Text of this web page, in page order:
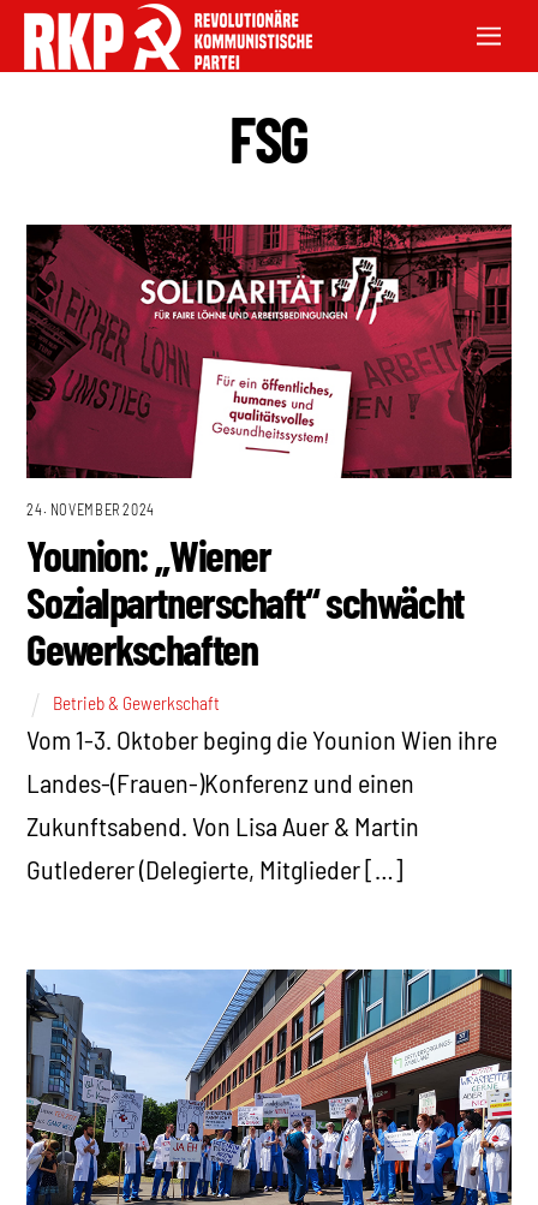
FSG
24. NOVEMBER 2024
Younion: „Wiener
Sozialpartnerschaft“ schwächt
Gewerkschaften
Betrieb & Gewerkschaft
Vom 1-3. Oktober beging die Younion Wien ihre
Landes-(Frauen-)Konferenz und einen
Zukunftsabend. Von Lisa Auer & Martin
Gutlederer (Delegierte, Mitglieder […]